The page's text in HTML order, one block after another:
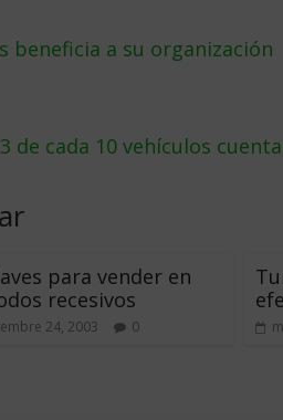
beneficia a su organización
de cada 10 vehículos
para vender en
recesivos
24, 2003 0